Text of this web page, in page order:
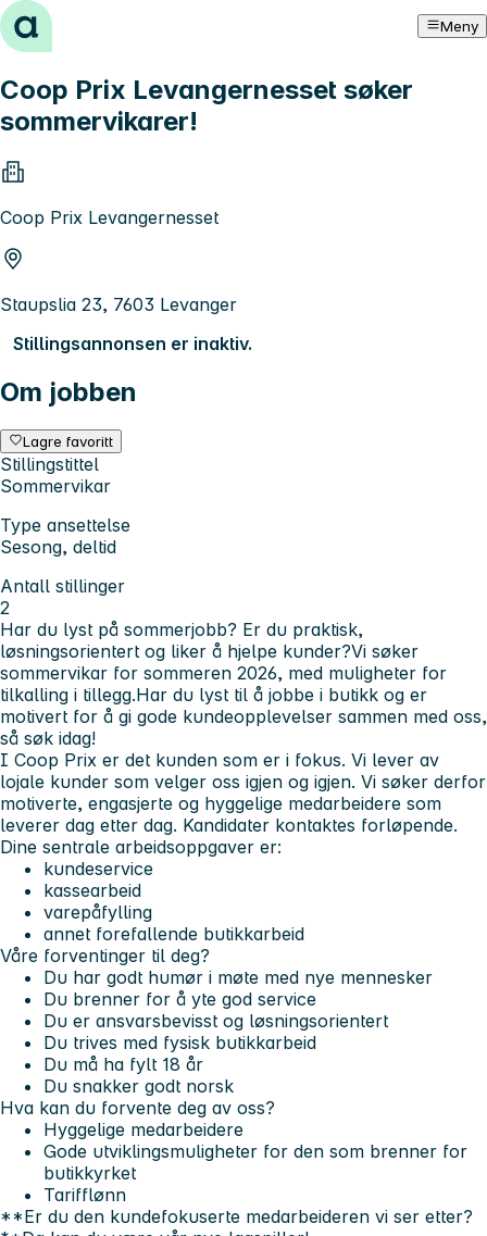
Hopp til innhold Meny
Coop Prix Levangernesset søker
sommervikarer!
Coop Prix Levangernesset
Staupslia 23, 7603 Levanger
Stillingsannonsen er inaktiv.
Om jobben
Lagre favoritt
Stillingstittel
Sommervikar
Type ansettelse
Sesong, deltid
Antall stillinger
2
Har du lyst på sommerjobb? Er du praktisk,
løsningsorientert og liker å hjelpe kunder?Vi søker
sommervikar for sommeren 2026, med muligheter for
tilkalling i tillegg.Har du lyst til å jobbe i butikk og er
motivert for å gi gode kundeopplevelser sammen med oss,
så søk idag!
I Coop Prix er det kunden som er i fokus. Vi lever av
lojale kunder som velger oss igjen og igjen. Vi søker derfor
motiverte, engasjerte og hyggelige medarbeidere som
leverer dag etter dag. Kandidater kontaktes forløpende.
Dine sentrale arbeidsoppgaver er:
kundeservice
kassearbeid
varepåfylling
annet forefallende butikkarbeid
Våre forventinger til deg?
Du har godt humør i møte med nye mennesker
Du brenner for å yte god service
Du er ansvarsbevisst og løsningsorientert
Du trives med fysisk butikkarbeid
Du må ha fylt 18 år
Du snakker godt norsk
Hva kan du forvente deg av oss?
Hyggelige medarbeidere
Gode utviklingsmuligheter for den som brenner for
butikkyrket
Tarifflønn
**Er du den kundefokuserte medarbeideren vi ser etter?